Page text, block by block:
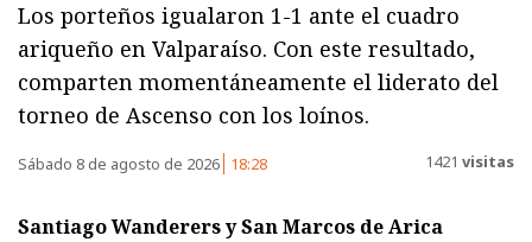
Los porteños igualaron 1-1 ante el cuadro
ariqueño en Valparaíso. Con este resultado,
comparten momentáneamente el liderato del
torneo de Ascenso con los loínos.
Sábado 8 de agosto de 2026 18:28 1421 visitas
Santiago Wanderers y San Marcos de Arica